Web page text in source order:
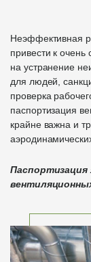
Неэффективная
привести к
на устранение
для людей,
проверка
паспортизация
крайне важна и
Паспортизация